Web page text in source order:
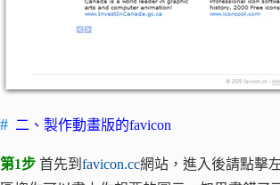
二、製作動畫版的favicon
第1步 首先到 favicon.cc網站，進入後請點擊